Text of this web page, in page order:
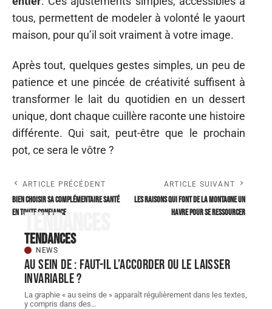
tous, permettent de modeler à volonté le yaourt
maison, pour qu’il soit vraiment à votre image.
Après tout, quelques gestes simples, un peu de
patience et une pincée de créativité suffisent à
transformer le lait du quotidien en un dessert
unique, dont chaque cuillère raconte une histoire
différente. Qui sait, peut-être que le prochain
pot, ce sera le vôtre ?
ARTICLE PRÉCÉDENT
Bien choisir sa complémentaire santé
en toute confiance
ARTICLE SUIVANT
Les raisons qui font de la montagne un
havre pour se ressourcer
Tendances
Tendances
NEWS
Au sein de : faut-il l’accorder ou le laisser
invariable ?
La graphie « au seins de » apparaît régulièrement dans les textes,
y compris dans des…